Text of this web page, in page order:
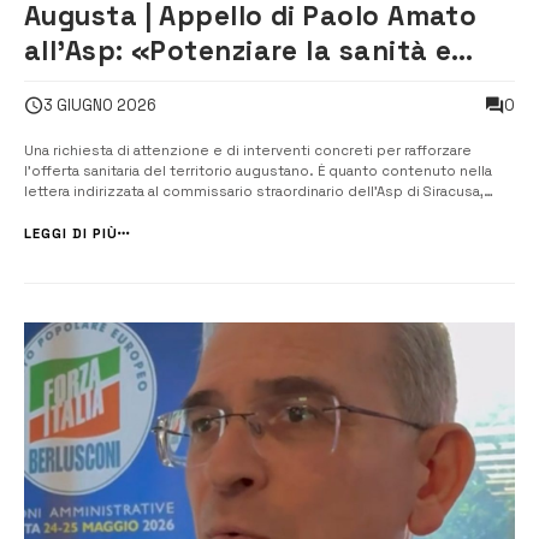
Augusta | Appello di Paolo Amato
all’Asp: «Potenziare la sanità e
3 GIUGNO 2026 0
Una richiesta di attenzione e di interventi concreti per rafforzare
l’offerta sanitaria del territorio augustano. È quanto contenuto nella
lettera indirizzata al commissario straordinario dell’Asp di Siracusa,
Nel documento, Amato rivolge anzitutto gli auguri di buon la...
LEGGI DI PIÙ